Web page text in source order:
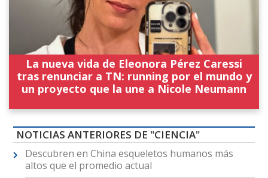
La nueva vida de Eleonora Pérez Caressi
tras renunciar a TN: running por el mundo y
un proyecto que la une a Nicole Neumann
NOTICIAS ANTERIORES DE "CIENCIA"
Descubren en China esqueletos humanos más
altos que el promedio actual